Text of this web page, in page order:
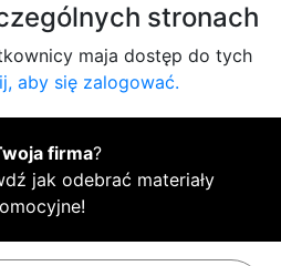
stronach
maja dostęp do tych
aby się zalogować.
firma?
jak odebrać materiały